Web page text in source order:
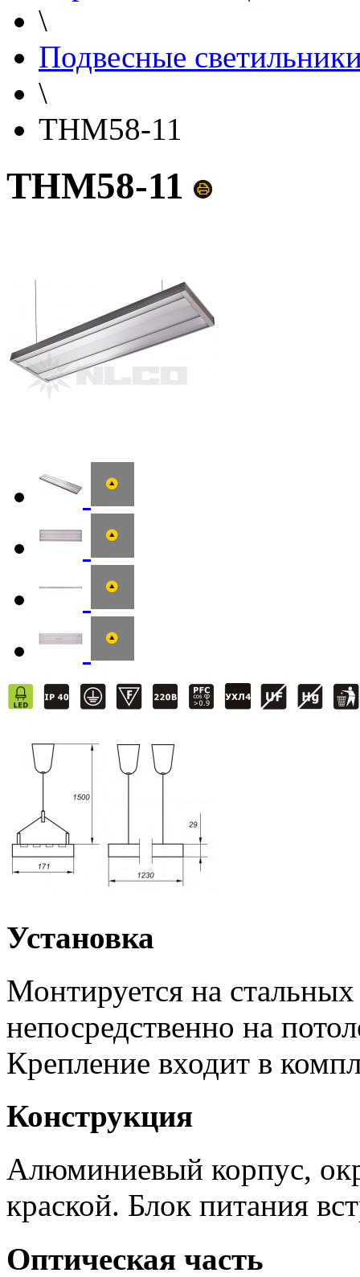
\
Подвесные
\
THM58-11
THM58-11
Установка
Монтируется на
непосредственно на
Крепление входит в
Конструкция
Алюминиевый корпус,
краской. Блок питания
Оптическая часть